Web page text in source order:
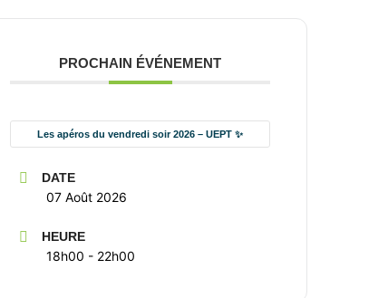
PROCHAIN ÉVÉNEMENT
Les apéros du vendredi soir 2026 – UEPT ✨
DATE
07 Août 2026
HEURE
18h00 - 22h00